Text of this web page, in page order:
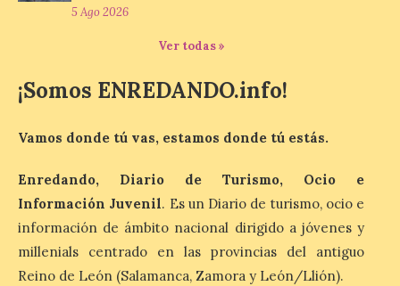
El Ayuntamiento de
de Música tras sus
históricos triunfos en
La agrupación zamorana
ha logrado una Medalla de
Honor con Distinción, el
segundo puesto en la
clasificación general y la
5 Ago 2026
Ver todas »
¡Somos ENREDANDO.info!
Vamos donde tú vas, estamos donde tú estás.
Enredando, Diario de Turismo, Ocio e
Información Juvenil. Es un Diario de turismo, ocio e
información de ámbito nacional dirigido a jóvenes y
millenials centrado en las provincias del antiguo
Reino de León (Salamanca, Zamora y León/Llión).